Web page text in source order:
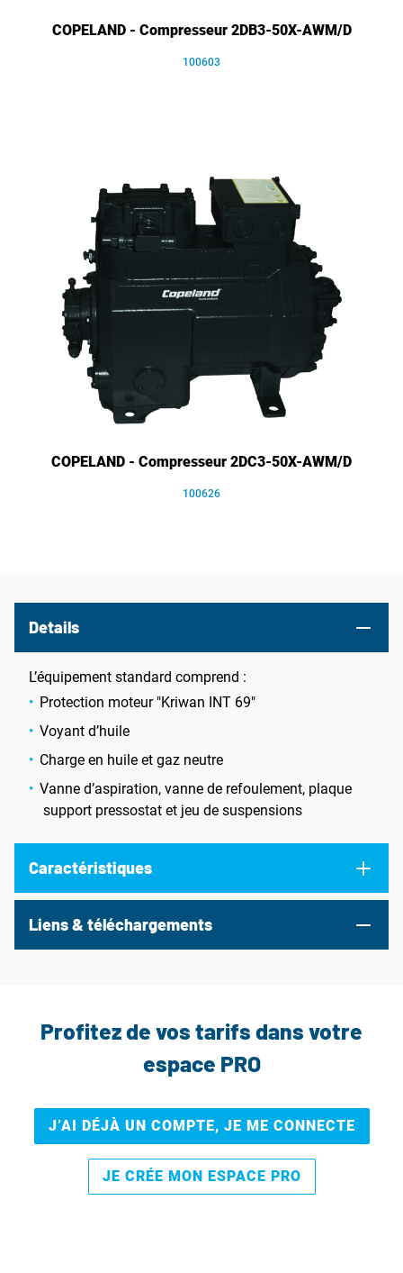
COPELAND - Compresseur 2DB3-50X-AWM/D
100603
COPELAND - Compresseur 2DC3-50X-AWM/D
100626
Details
L’équipement standard comprend :
Protection moteur "Kriwan INT 69"
Voyant d’huile
Charge en huile et gaz neutre
Vanne d’aspiration, vanne de refoulement, plaque
support pressostat et jeu de suspensions
Caractéristiques
Liens & téléchargements
Profitez de vos tarifs dans votre
espace PRO
J’AI DÉJÀ UN COMPTE, JE ME CONNECTE
JE CRÉE MON ESPACE PRO